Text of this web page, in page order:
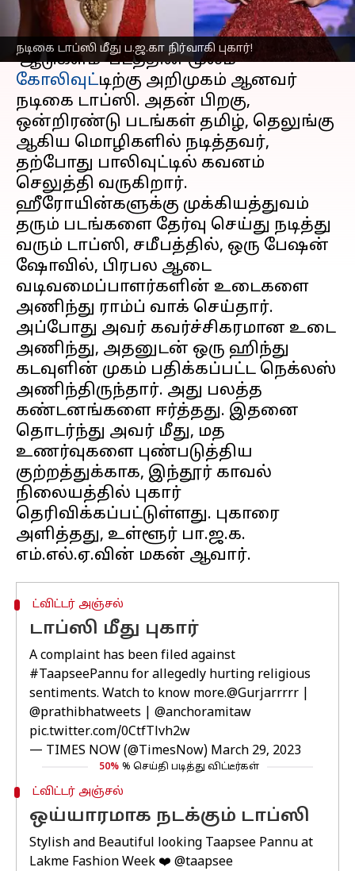
நடிகை டாப்ஸி மீது ப.ஜ.கா நிர்வாகி புகார்!
செய்தி முன்னோட்டம்
'ஆடுகளம்' படத்தின் மூலம்
கோலிவுட்டிற்கு அறிமுகம் ஆனவர்
நடிகை டாப்ஸி. அதன் பிறகு,
ஒன்றிரண்டு படங்கள் தமிழ், தெலுங்கு
ஆகிய மொழிகளில் நடித்தவர்,
தற்போது பாலிவுட்டில் கவனம்
செலுத்தி வருகிறார்.
ஹீரோயின்களுக்கு முக்கியத்துவம்
தரும் படங்களை தேர்வு செய்து நடித்து
வரும் டாப்ஸி, சமீபத்தில், ஒரு பேஷன்
ஷோவில், பிரபல ஆடை
வடிவமைப்பாளர்களின் உடைகளை
அணிந்து ராம்ப் வாக் செய்தார்.
அப்போது அவர் கவர்ச்சிகரமான உடை
அணிந்து, அதனுடன் ஒரு ஹிந்து
கடவுளின் முகம் பதிக்கப்பட்ட நெக்லஸ்
அணிந்திருந்தார். அது பலத்த
கண்டனங்களை ஈர்த்தது. இதனை
தொடர்ந்து அவர் மீது, மத
உணர்வுகளை புண்படுத்திய
குற்றத்துக்காக, இந்தூர் காவல்
நிலையத்தில் புகார்
தெரிவிக்கப்பட்டுள்ளது. புகாரை
அளித்தது, உள்ளூர் பா.ஜ.க.
ட்விட்டர் அஞ்சல்
டாப்ஸி மீது புகார்
A complaint has been filed against
#TaapseePannu for allegedly hurting religious
sentiments. Watch to know more.@Gurjarrrrr
@prathibhatweets
@anchoramitaw
pic.twitter.com/0CtfTlvh2w
— TIMES NOW (@TimesNow) March 29, 2023
50% % செய்தி படித்து விட்டீர்கள்
ட்விட்டர் அஞ்சல்
ஒய்யாரமாக நடக்கும் டாப்ஸி
Stylish and Beautiful looking Taapsee Pannu at
Lakme Fashion Week ❤️ @taapsee